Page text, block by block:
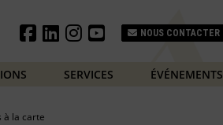
NOUS CONTACTER
SERVICES ÉVÉNEMENTS
à la carte